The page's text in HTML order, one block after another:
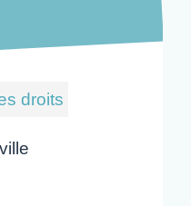
droits